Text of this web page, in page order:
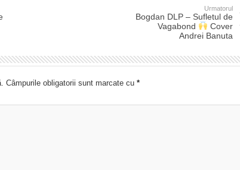
Urmatorul
Bogdan DLP – Sufletul de
Vagabond
Cover
Andrei Banuta
Câmpurile obligatorii sunt marcate cu *